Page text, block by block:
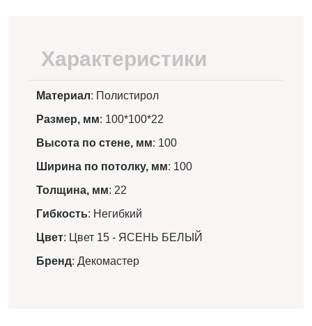
Характеристики
Материал: Полистирол
Размер, мм: 100*100*22
Высота по стене, мм: 100
Ширина по потолку, мм: 100
Толщина, мм: 22
Гибкость: Негибкий
Цвет: Цвет 15 - ЯСЕНЬ БЕЛЫЙ
Бренд: Декомастер